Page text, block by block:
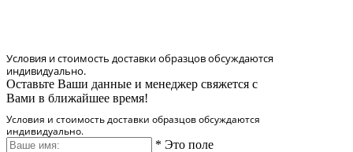
Условия и стоимость доставки образцов обсуждаются
индивидуально.
Оставьте Ваши данные и менеджер свяжется с
Вами в ближайшее время!
Условия и стоимость доставки образцов обсуждаются
индивидуально.
* Это поле